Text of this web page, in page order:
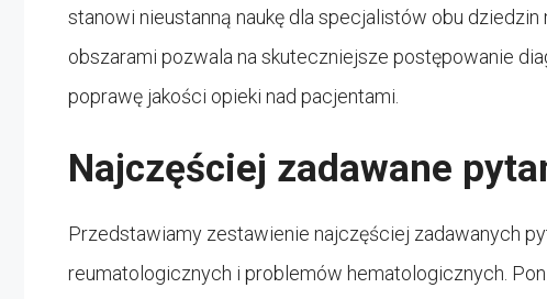
stanowi nieustanną naukę dla specjalistów obu
obszarami pozwala na skuteczniejsze postępowanie
poprawę jakości opieki nad pacjentami.
Najczęściej zadawane
Przedstawiamy zestawienie najczęściej zadawanych
reumatologicznych i problemów hematologicznych.